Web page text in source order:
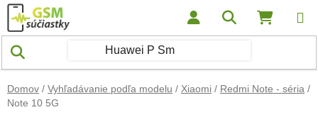
Prejsť na obsah Hľadať
Domov / Vyhľadávanie podľa modelu / Xiaomi / Redmi Note - séria /
Note 10 5G